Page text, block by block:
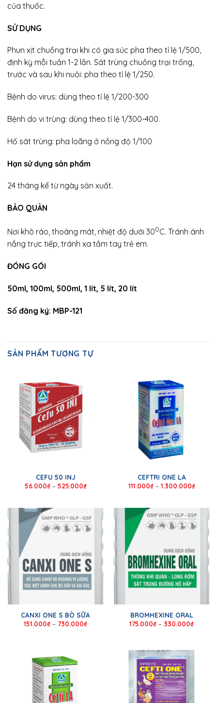
của thuốc.
SỬ DỤNG
Phun xịt chuồng trại khi có gia súc pha theo tỉ lệ 1/500,
định kỳ mỗi tuần 1-2 lần. Sát trùng chuồng trại trống,
trước và sau khi nuôi: pha theo tỉ lệ 1/250.
Bệnh do virus: dùng theo tỉ lệ 1/200-300
Bệnh do vi trùng: dùng theo tỉ lệ 1/300-400.
Hố sát trùng: pha loãng ở nồng độ 1/100
Hạn sử dụng sản phẩm
24 tháng kể từ ngày sản xuất.
BẢO QUẢN
Nơi khô ráo, thoáng mát, nhiệt độ dưới 300C. Tránh ánh
nắng trực tiếp, tránh xa tầm tay trẻ em.
ĐÓNG GÓI
50ml, 100ml, 500ml, 1 lít, 5 lít, 20 lít
Số đăng ký: MBP-121
SẢN PHẨM TƯƠNG TỰ
CEFU 50 INJ
56.000₫– 525.000₫
CEFTRI ONE LA
111.000₫– 1.300.000₫
CANXI ONE S BÒ SỮA
151.000₫ – 730.000₫
BROMHEXINE ORAL
175.000₫ – 330.000₫